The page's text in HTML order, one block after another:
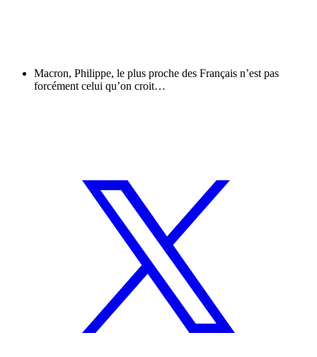
Macron, Philippe, le plus proche des Français n’est pas
forcément celui qu’on croit…